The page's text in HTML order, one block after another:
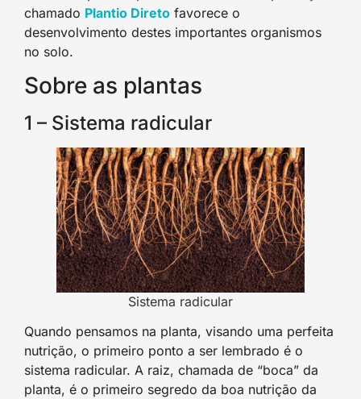
chamado Plantio Direto favorece o
desenvolvimento destes importantes organismos
no solo.
Sobre as plantas
1 – Sistema radicular
Sistema radicular
Quando pensamos na planta, visando uma perfeita
nutrição, o primeiro ponto a ser lembrado é o
sistema radicular. A raiz, chamada de “boca” da
planta, é o primeiro segredo da boa nutrição da